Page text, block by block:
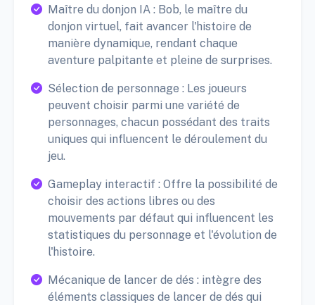
Maître du donjon IA : Bob, le maître du
donjon virtuel, fait avancer l'histoire de
manière dynamique, rendant chaque
aventure palpitante et pleine de surprises.
Sélection de personnage : Les joueurs
peuvent choisir parmi une variété de
personnages, chacun possédant des traits
uniques qui influencent le déroulement du
jeu.
Gameplay interactif : Offre la possibilité de
choisir des actions libres ou des
mouvements par défaut qui influencent les
statistiques du personnage et l'évolution de
l'histoire.
Mécanique de lancer de dés : intègre des
éléments classiques de lancer de dés qui